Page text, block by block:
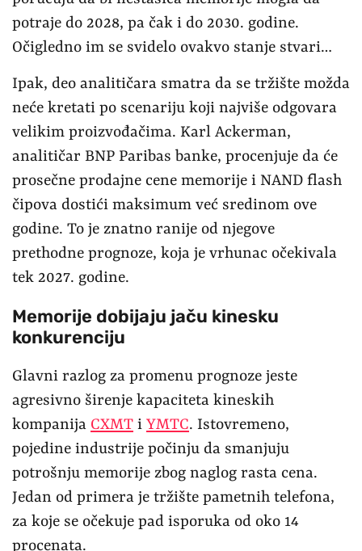
potraje do 2028, pa čak i do 2030. godine.
Očigledno im se svidelo ovakvo stanje stvari…
Ipak, deo analitičara smatra da se tržište možda
neće kretati po scenariju koji najviše odgovara
velikim proizvođačima. Karl Ackerman,
analitičar BNP Paribas banke, procenjuje da će
prosečne prodajne cene memorije i NAND flash
čipova dostići maksimum već sredinom ove
godine. To je znatno ranije od njegove
prethodne prognoze, koja je vrhunac očekivala
tek 2027. godine.
Memorije dobijaju jaču kinesku
konkurenciju
Glavni razlog za promenu prognoze jeste
agresivno širenje kapaciteta kineskih
kompanija CXMT i YMTC. Istovremeno,
pojedine industrije počinju da smanjuju
potrošnju memorije zbog naglog rasta cena.
Jedan od primera je tržište pametnih telefona,
za koje se očekuje pad isporuka od oko 14
procenata.